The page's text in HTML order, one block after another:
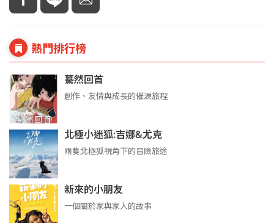
熱門排行榜
驀然回首
創作、友情與成長的催淚旅程
北極小迷狐:吉娜&尤克
兩隻北極狐視角下的冒險旅途
新來的小朋友
一個關於家與家人的故事